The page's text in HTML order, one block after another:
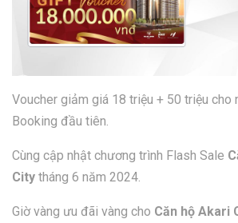
Voucher giảm giá 18 triệu + 50 triệu cho
Booking đầu tiên.
Cùng cập nhật chương trình Flash Sale
City tháng 6 năm 2024.
Giờ vàng ưu đãi vàng cho Căn hộ Akari